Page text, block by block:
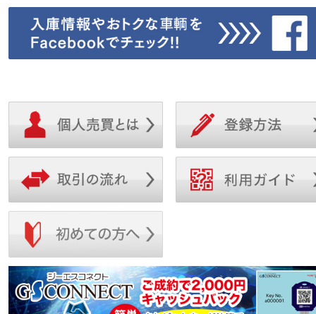
く売るチャンスなのです☆ また、逆に買いた
車輌情報（例えば、車種・走行距離・カラーな
ど）を登録するサービスもございます！ なか
りのある方などに特にオススメです♪ ただし、
欲しい車輌の情報を登録するためにはユーザー
登録が必要です！ ※ユーザー登録は無料ですの
みてくださいね( ´ ▽ ` )♪
お願い致します。
どお考えではありませんか？ カースルーは“乗
りながら販売できます！” 登録するためにはウ
ェブキーをネット・ジーエス代理店にて購入す
ないでしょうか？ しかし、お金が・・・ なん
てこともありますよね！ そんな時には【カー
ルー】があります◎ なんといっても個人間売
いたしますので、個人間売買なんて心配、とい
う方でも安心してご利用いただけます♪ まずは
お気軽に気になる車輌に問い合わせしてみてく
ださいね！